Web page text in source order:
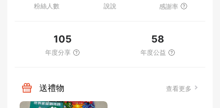
粉絲人數 說說 感謝率
105
年度分享
58
年度公益
送禮物 查看更多